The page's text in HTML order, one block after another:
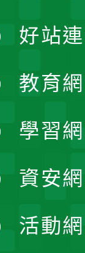
好站
教育
學習
資安
活動